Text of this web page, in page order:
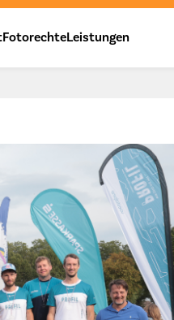
FotorechteLeistungen